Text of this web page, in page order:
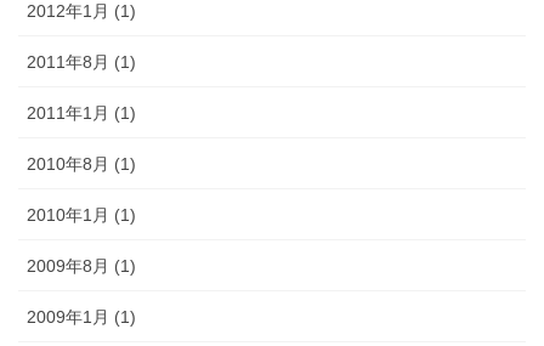
2012年1月 (1)
2011年8月 (1)
2011年1月 (1)
2010年8月 (1)
2010年1月 (1)
2009年8月 (1)
2009年1月 (1)